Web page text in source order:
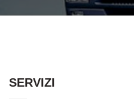
SERVIZI